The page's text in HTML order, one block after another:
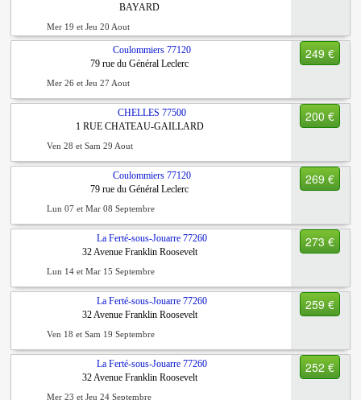
BAYARD
Mer 19 et Jeu 20 Aout
249 €
Coulommiers 77120
79 rue du Général Leclerc
Mer 26 et Jeu 27 Aout
200 €
CHELLES 77500
1 RUE CHATEAU-GAILLARD
Ven 28 et Sam 29 Aout
269 €
Coulommiers 77120
79 rue du Général Leclerc
Lun 07 et Mar 08 Septembre
273 €
La Ferté-sous-Jouarre 77260
32 Avenue Franklin Roosevelt
Lun 14 et Mar 15 Septembre
259 €
La Ferté-sous-Jouarre 77260
32 Avenue Franklin Roosevelt
Ven 18 et Sam 19 Septembre
252 €
La Ferté-sous-Jouarre 77260
32 Avenue Franklin Roosevelt
Mer 23 et Jeu 24 Septembre